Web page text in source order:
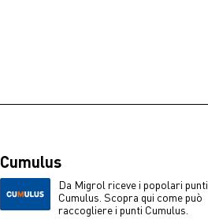
Cumulus
Da Migrol riceve i popolari punti
Cumulus. Scopra qui come può
raccogliere i punti Cumulus.